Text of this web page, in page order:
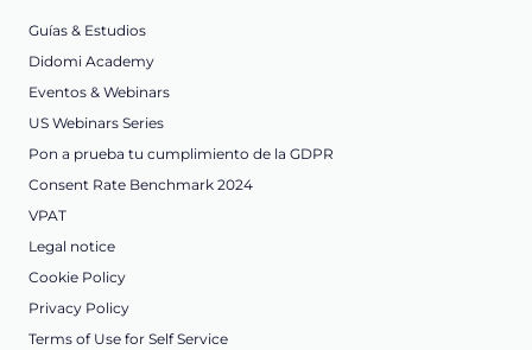
Guías & Estudios
Didomi Academy
Eventos & Webinars
US Webinars Series
Pon a prueba tu cumplimiento de la GDPR
Consent Rate Benchmark 2024
VPAT
Legal notice
Cookie Policy
Privacy Policy
Terms of Use for Self Service